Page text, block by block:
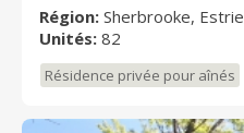
Région: Sherbrooke, Estrie
Unités: 82
Résidence privée pour aînés